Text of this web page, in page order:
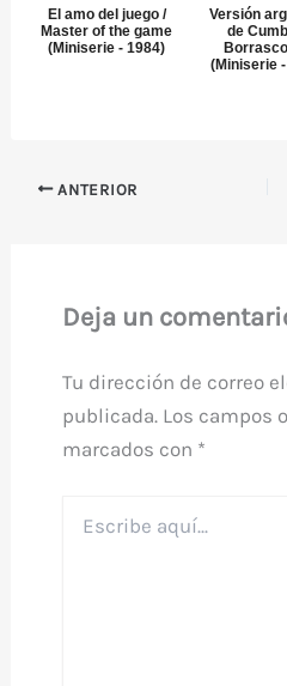
El amo del juego /
Master of the game
(Miniserie - 1984)
Versión
de
(Miniserie
ANTERIOR
Deja un
Tu dirección de correo
publicada. Los campos
marcados con *
aquí...